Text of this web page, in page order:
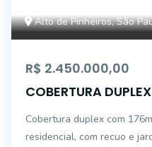
Alto de Pinheiros, São
R$ 2.450.000,00
COBERTURA
ALTO DE PINHEIROS
Cobertura duplex com
residencial, com recuo e